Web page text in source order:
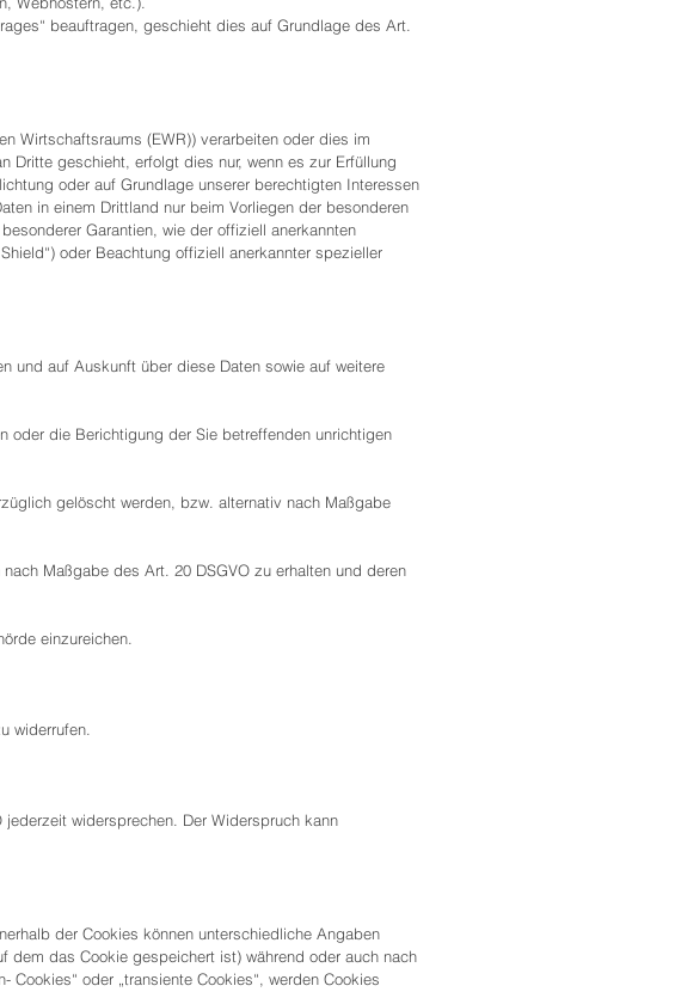
beauftragen, geschieht dies auf Grundlage des Art.
Wirtschaftsraums (EWR)) verarbeiten oder dies im
Dritte geschieht, erfolgt dies nur, wenn es zur Erfüllung
oder auf Grundlage unserer berechtigten Interessen
in einem Drittland nur beim Vorliegen der besonderen
Garantien, wie der offiziell anerkannten
oder Beachtung offiziell anerkannter spezieller
und auf Auskunft über diese Daten sowie auf weitere
oder die Berichtigung der Sie betreffenden unrichtigen
gelöscht werden, bzw. alternativ nach Maßgabe
Maßgabe des Art. 20 DSGVO zu erhalten und deren
einzureichen.
widerrufen.
widersprechen. Der Widerspruch kann
der Cookies können unterschiedliche Angaben
das Cookie gespeichert ist) während oder auch nach
oder „transiente Cookies“, werden Cookies